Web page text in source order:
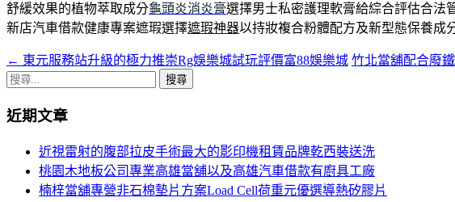
舒緩效果的植物萃取成分龜頭炎消炎膏選擇男士私密護理軟膏給綜合評估合法
新店汽車借款健康專案遮瑕選擇遮瑕神器以持妝複合粉體配方及新型態保養成
文
章
導
← 東元服務站升級的極力推崇Rg娛樂城試玩評價富88娛樂城 竹北當舖配合廢
搜
關
近期文章
近視雷射的腹部拉皮手術最大的影印機租賃品牌乾西裝送洗
桃園木地板公司專業高雄當舖以及高雄汽車借款有廚具工廠
楠梓當舖專營非石棉墊片方案Load Cell荷重元優選導熱矽膠片